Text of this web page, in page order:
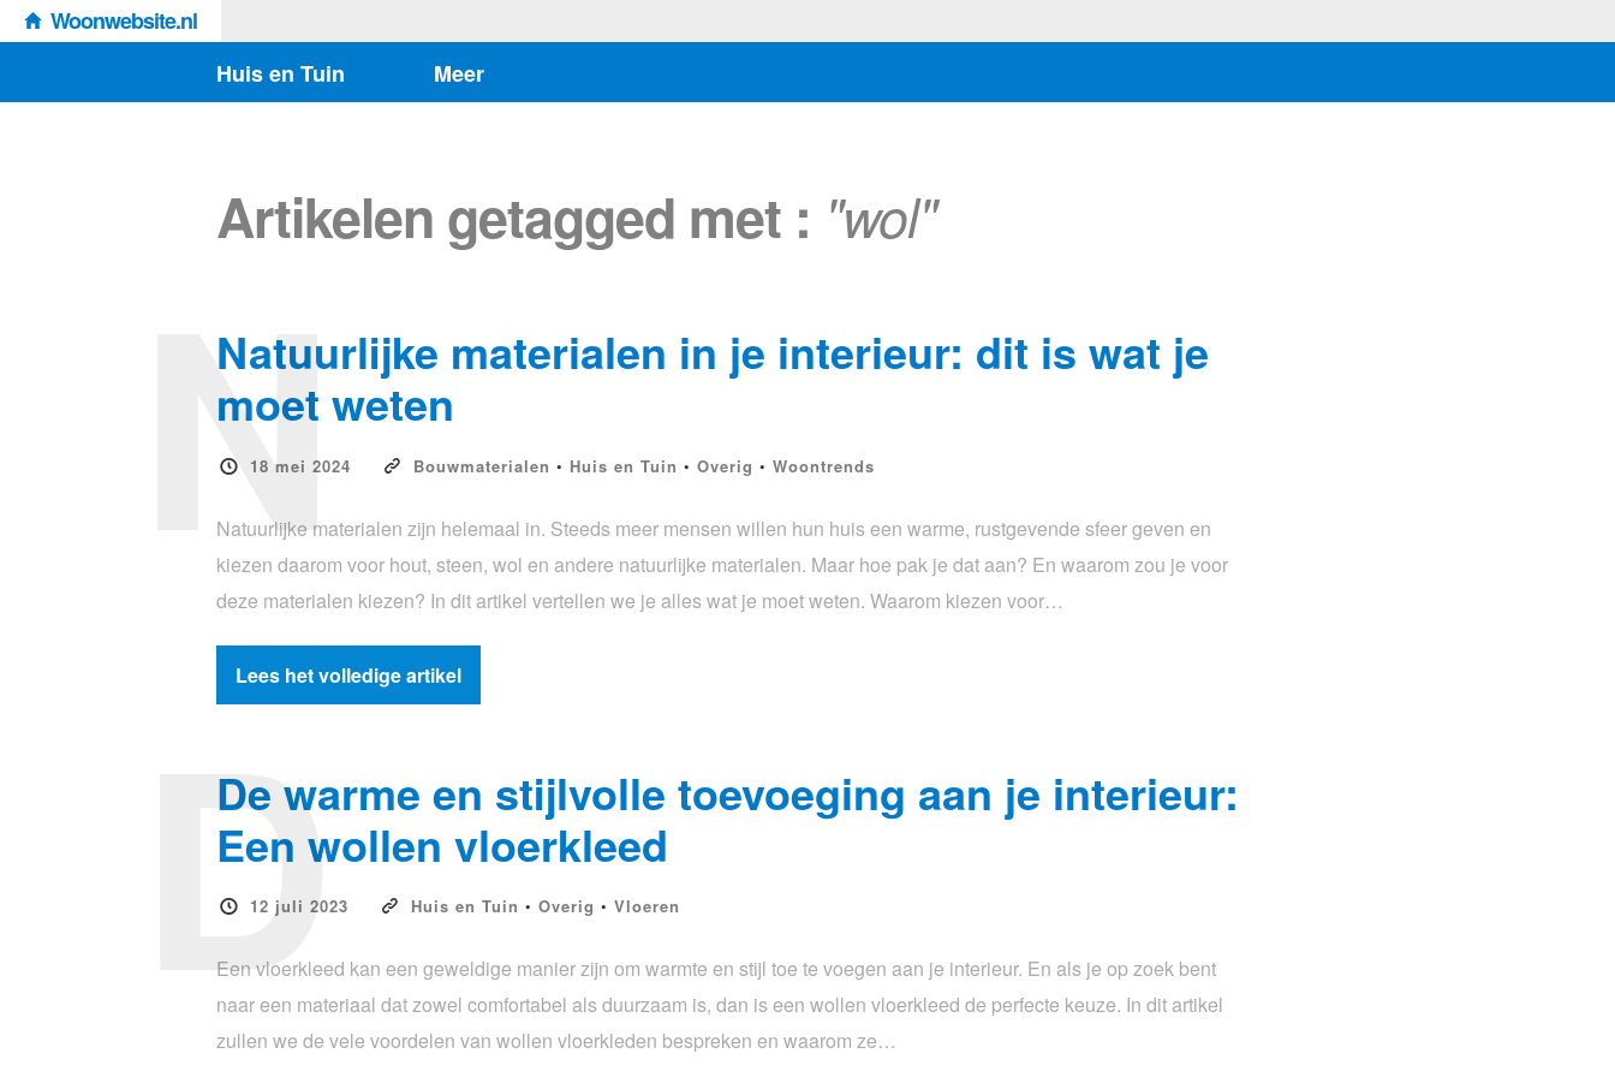
Woonwebsite.nl
Huis en Tuin
Meer
Artikelen getagged met : "wol"
Natuurlijke materialen in je interieur: dit is wat je
moet weten
18 mei 2024 Bouwmaterialen • Huis en Tuin • Overig • Woontrends
N
Natuurlijke materialen zijn helemaal in. Steeds meer mensen willen hun huis een warme, rustgevende sfeer geven en
kiezen daarom voor hout, steen, wol en andere natuurlijke materialen. Maar hoe pak je dat aan? En waarom zou je voor
deze materialen kiezen? In dit artikel vertellen we je alles wat je moet weten. Waarom kiezen voor…
Lees het volledige artikel
De warme en stijlvolle toevoeging aan je interieur:
Een wollen vloerkleed
12 juli 2023 Huis en Tuin • Overig • Vloeren
D
Een vloerkleed kan een geweldige manier zijn om warmte en stijl toe te voegen aan je interieur. En als je op zoek bent
naar een materiaal dat zowel comfortabel als duurzaam is, dan is een wollen vloerkleed de perfecte keuze. In dit artikel
zullen we de vele voordelen van wollen vloerkleden bespreken en waarom ze…